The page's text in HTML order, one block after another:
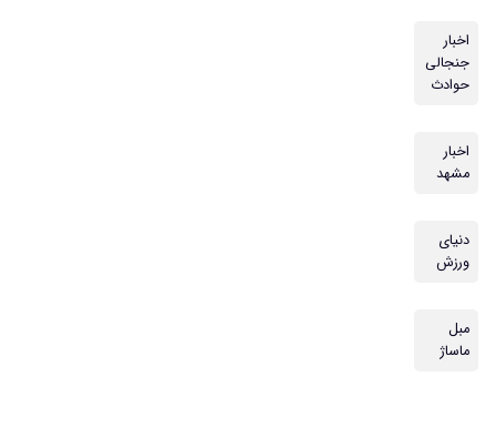
اخبار
جنجالی
حوادث
اخبار
مشهد
دنیای
ورزش
مبل
ماساژ